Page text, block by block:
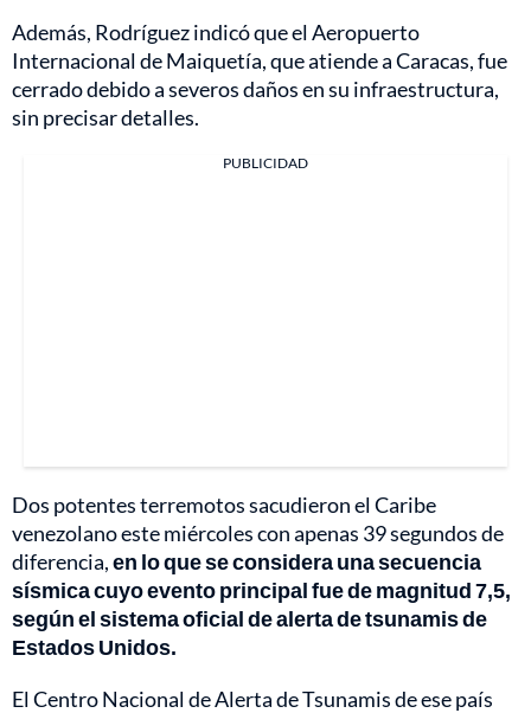
Además, Rodríguez indicó que el Aeropuerto
Internacional de Maiquetía, que atiende a Caracas, fue
cerrado debido a severos daños en su infraestructura,
sin precisar detalles.
PUBLICIDAD
Dos potentes terremotos sacudieron el Caribe
venezolano este miércoles con apenas 39 segundos de
diferencia,en lo que se considera una secuencia
sísmica cuyo evento principal fue de magnitud 7,5,
según el sistema oficial de alerta de tsunamis de
Estados Unidos.
El Centro Nacional de Alerta de Tsunamis de ese país